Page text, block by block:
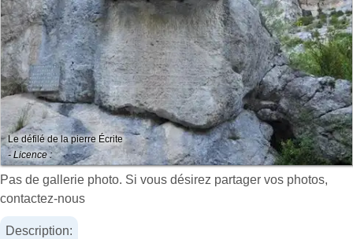
Le défilé de la pierre Écrite
- Licence :
Pas de gallerie photo. Si vous désirez partager vos photos,
contactez-nous
Description: